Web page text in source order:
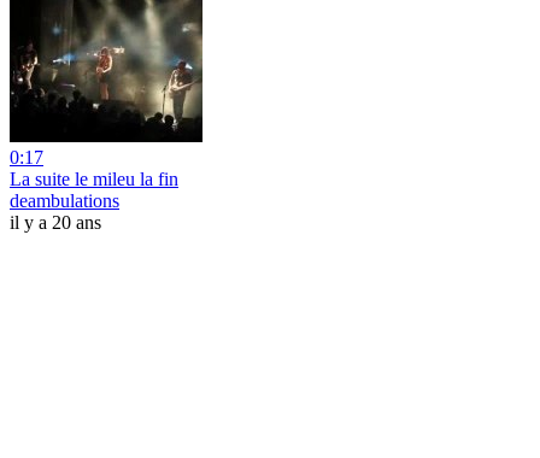
0:17
La suite le mileu la fin
deambulations
il y a 20 ans